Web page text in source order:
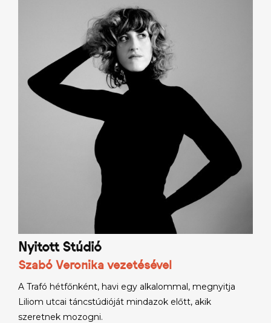
Nyitott Stúdió
Szabó Veronika vezetésével
A Trafó hétfőnként, havi egy alkalommal, megnyitja
Liliom utcai táncstúdióját mindazok előtt, akik
szeretnek mozogni.